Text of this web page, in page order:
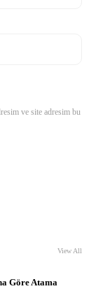
ve site adresim bu
View All
Göre Atama